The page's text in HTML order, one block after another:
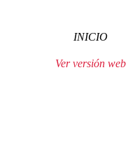
INICIO
Ver versión web